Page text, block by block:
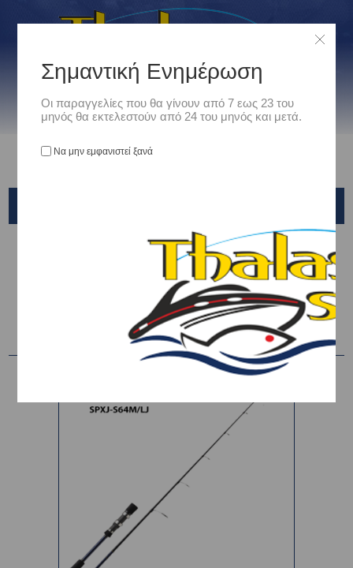
ΚΑΛΑΜΙΑ ΨΑΡΕΜΑΤΟΣ / Tenya & Light Jig
MAJOR CRAFT
Σημαντική Ενημέρωση
Οι παραγγελίες που θα γίνουν από 7 εως 23 του
μηνός θα εκτελεστούν από 24 του μηνός και μετά.
Να μην εμφανιστεί ξανά